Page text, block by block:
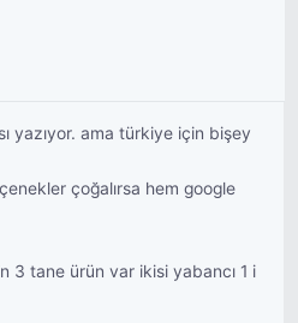
yazıyor. ama türkiye için bişey
çoğalırsa hem google
3 tane ürün var ikisi yabancı 1 i